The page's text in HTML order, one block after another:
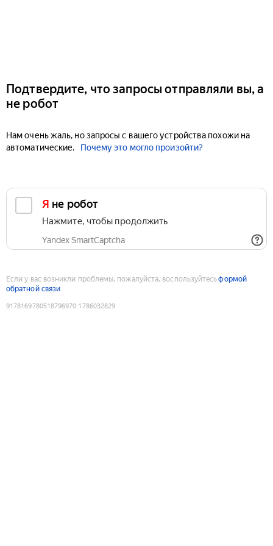
Подтвердите, что запросы отправляли вы, а
не робот
Нам очень жаль, но запросы с вашего устройства похожи на
автоматические.
Почему это могло произойти?
Я не робот
Нажмите, чтобы продолжить
Yandex SmartCaptcha
Если у вас возникли проблемы, пожалуйста, воспользуйтесьформой
обратной связи
9178169780518796970:1786032829